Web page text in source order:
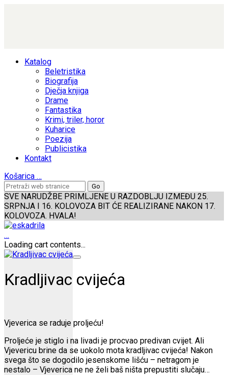
Katalog
Beletristika
Biografija
Dječja knjiga
Drame
Fantastika
Krimi, triler, horor
Kuharice
Poezija
Publicistika
Kontakt
Košarica …
SVE NARUDŽBE PRIMLJENE U RAZDOBLJU IZMEĐU 25.
SRPNJA I 16. KOLOVOZA BIT ĆE REALIZIRANE NAKON 17.
KOLOVOZA. HVALA!
…
Loading cart contents...
Kradljivac cvijeća
Vjeverica se raduje proljeću!
Proljeće je stiglo i na livadi je procvao predivan cvijet. Ali
Vjevericu brine da se uokolo mota kradljivac cvijeća! Nakon
svega što se dogodilo jesenskome lišću – netragom je
nestalo – Vjeverica ne ne želi baš ništa prepustiti slučaju…